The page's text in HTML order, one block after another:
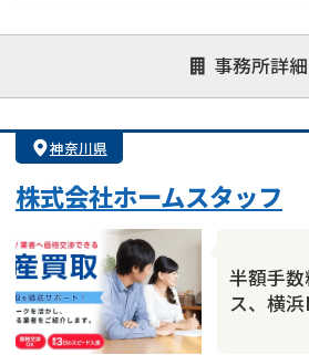
事務所詳細
対応が親身 オンライン面談可
1億円以上の買取可
神奈川県
株式会社ホームスタッフ
半額手
ス、横